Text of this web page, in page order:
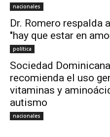
nacionales
Dr. Romero respalda
"hay que estar en
política
Sociedad
recomienda el uso
vitaminas y
autismo
nacionales